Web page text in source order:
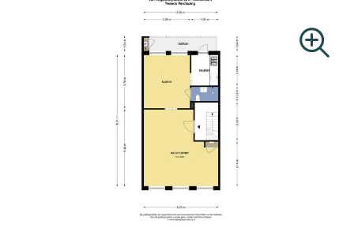
accept no liability for any incompleteness, inaccuracy or
otherwise, or the consequences thereof. All dimensions
and surface areas stated are indicative. The buyer has his
own obligation to investigate all matters of importance to
him. With regard to this property, the broker is advisor to
the seller. The NVM conditions apply.